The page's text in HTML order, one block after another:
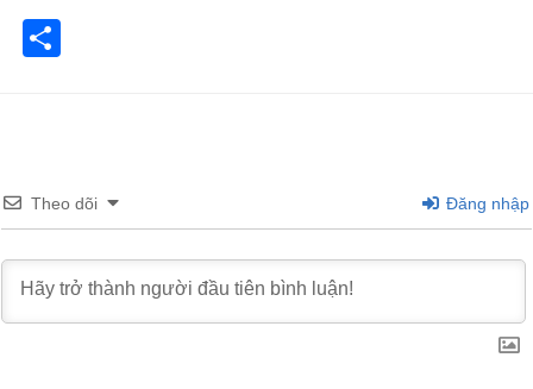
Theo dõi Đăng nhập